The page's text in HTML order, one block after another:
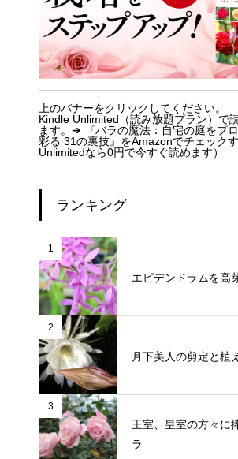
上のバナーをクリックしてください。
Kindle Unlimited（読み放題プラン）で
ます。➔
『バラの魔法：自宅の庭をプ
彩る 31の裏技』をAmazonでチェック
Unlimitedなら0円で今すぐ読めます）
ランキング
1
エピデンドラムを高
2
月下美人の剪定と植
3
王室、皇室の方々に
ラ